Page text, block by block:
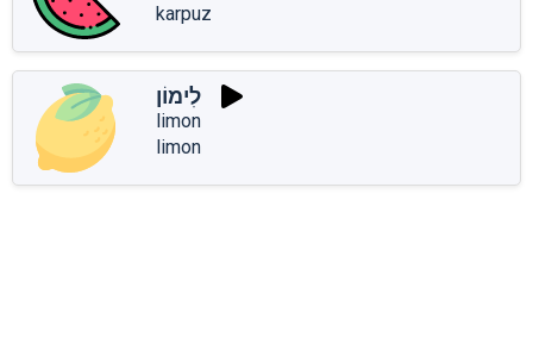
karpuz
לִימוֹן
limon
limon